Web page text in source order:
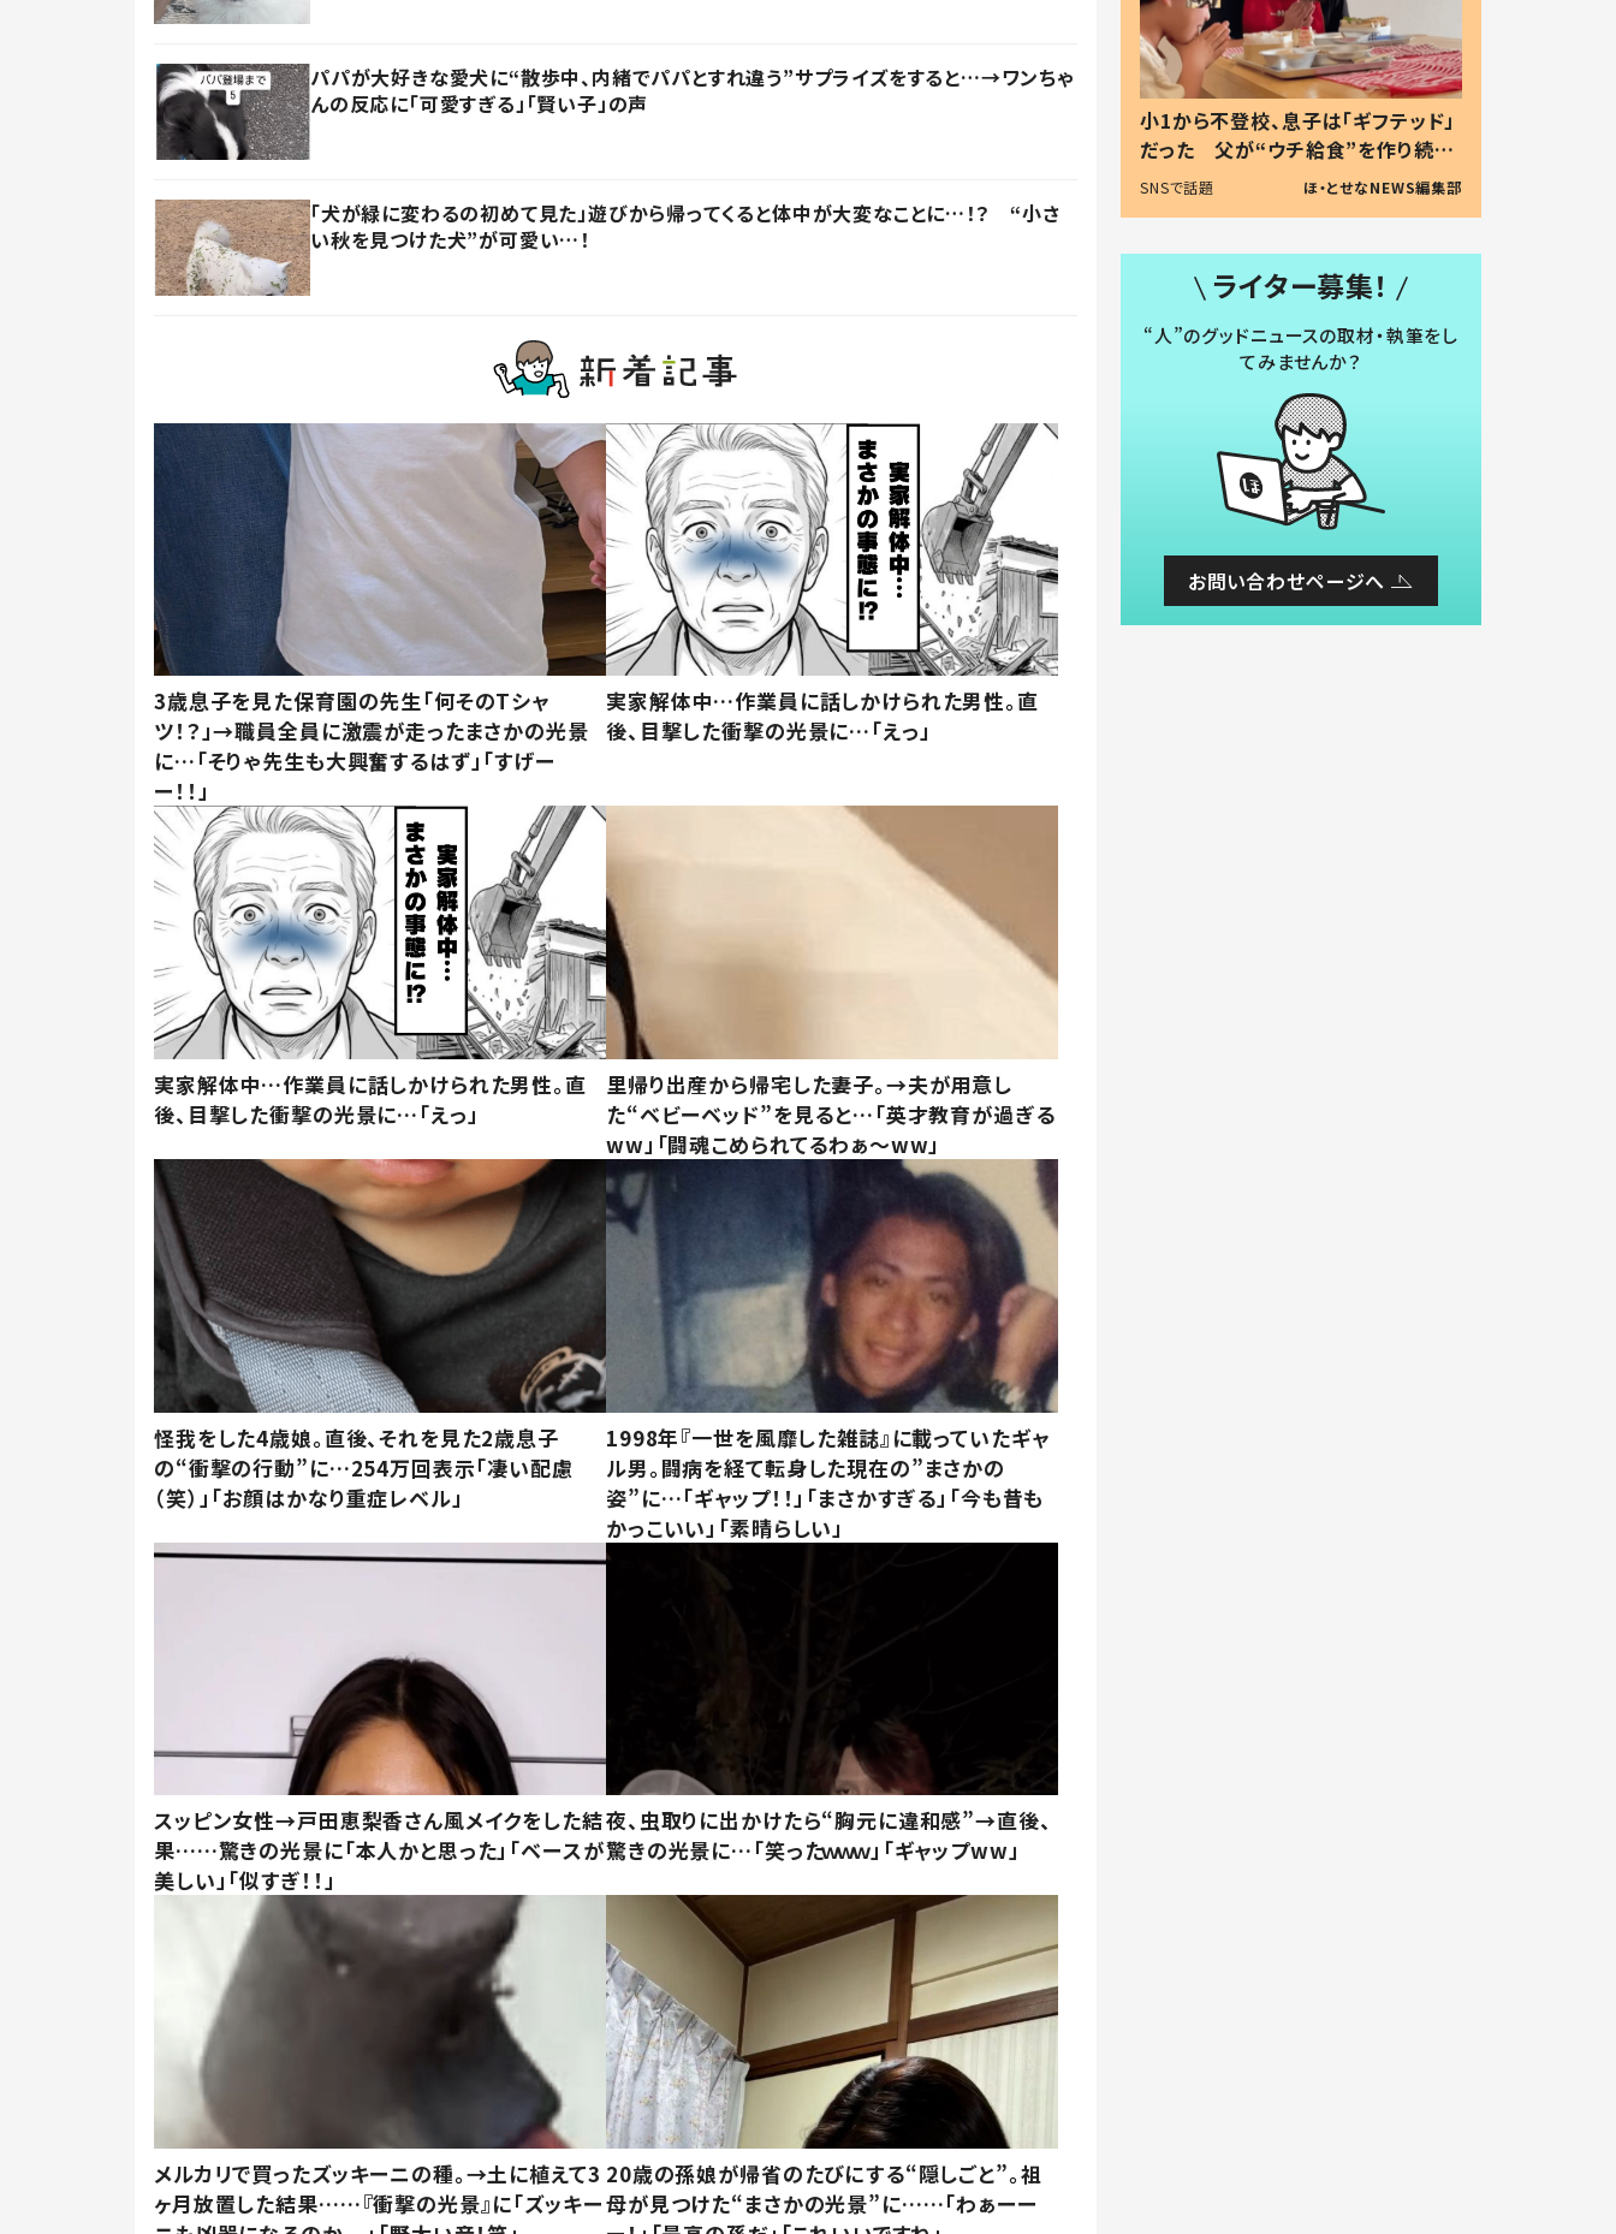
パパが大好きな愛犬に“散歩中、内緒でパパとすれ違う”サプライズをすると…→ワンちゃ
んの反応に「可愛すぎる」「賢い子」の声
「犬が緑に変わるの初めて見た」遊びから帰ってくると体中が大変なことに…！？ “小さ
い秋を見つけた犬”が可愛い…！
3歳息子を見た保育園の先生「何そのTシャ
ツ！？」→職員全員に激震が走ったまさかの光景
に…「そりゃ先生も大興奮するはず」「すげー
ー！！」
実家解体中…作業員に話しかけられた男性。直
後、目撃した衝撃の光景に…「えっ」
実家解体中…作業員に話しかけられた男性。直
後、目撃した衝撃の光景に…「えっ」
里帰り出産から帰宅した妻子。→夫が用意し
た“ベビーベッド”を見ると…「英才教育が過ぎる
ww」「闘魂こめられてるわぁ～ww」
怪我をした4歳娘。直後、それを見た2歳息子
の“衝撃の行動”に…254万回表示「凄い配慮
（笑）」「お顔はかなり重症レベル」
1998年『一世を風靡した雑誌』に載っていたギャ
ル男。闘病を経て転身した現在の”まさかの
姿”に…「ギャップ！！」「まさかすぎる」「今も昔も
かっこいい」「素晴らしい」
スッピン女性→戸田恵梨香さん風メイクをした結
果……驚きの光景に「本人かと思った」「ベースが
美しい」「似すぎ！！」
夜、虫取りに出かけたら“胸元に違和感”→直後、
驚きの光景に…「笑ったｗｗｗ」「ギャップww」
メルカリで買ったズッキーニの種。→土に植えて3
ヶ月放置した結果……『衝撃の光景』に「ズッキー
20歳の孫娘が帰省のたびにする“隠しごと”。祖
母が見つけた“まさかの光景”に……「わぁーー
小1から不登校、息子は「ギフテッド」
だった 父が“ウチ給食”を作り続け
る理由とは #令和の親 #令和の子
SNSで話題 ほ・とせなNEWS編集部
ライター募集！
“人”のグッドニュースの取材・執筆をし
てみませんか？
お問い合わせページへ